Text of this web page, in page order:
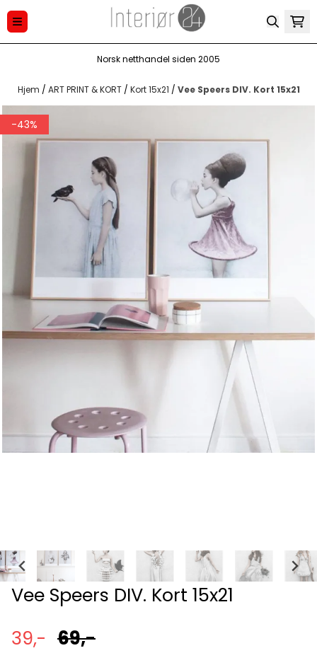
Hopp til innhold
Norsk netthandel siden 2005
Hjem / ART PRINT & KORT / Kort 15x21 / Vee Speers DIV. Kort 15x21
-43%
Vee Speers DIV. Kort 15x21
39,- 69,-